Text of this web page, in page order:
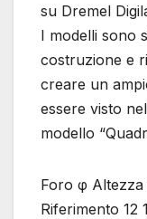
su Dremel
I modelli sono
costruzione e
creare un
essere visto
modello
Foro φ
Riferimento 12